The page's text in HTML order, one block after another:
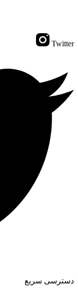
Twitter
دسترسی سریع